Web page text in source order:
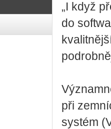
„I když
do
při
systém